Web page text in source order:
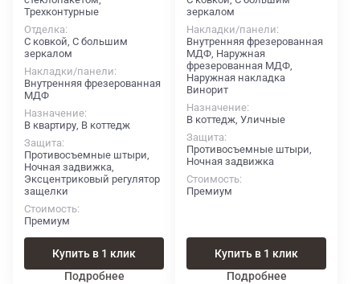
Трехконтурные
Отделка
С ковкой, С большим
зеркалом
Накладки/панели
Внутренняя фрезерованная
МДФ
Назначение
В квартиру, В коттедж
Защита
Противосъемные штыри,
Ночная задвижка,
Эксцентриковый регулятор
защелки
Стоимость
Премиум
Купить в 1 клик
Подробнее
зеркалом
Накладки/панели
Внутренняя фрезерованная
МДФ, Наружная
фрезерованная МДФ,
Наружная накладка
Винорит
Назначение
В коттедж, Уличные
Защита
Противосъемные штыри,
Ночная задвижка
Стоимость
Премиум
Купить в 1 клик
Подробнее